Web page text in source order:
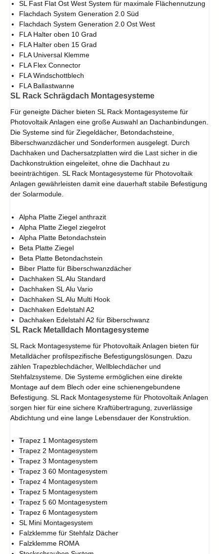
SL Fast Flat Ost West System für maximale Flächennutzung
Flachdach System Generation 2.0 Süd
Flachdach System Generation 2.0 Ost West
FLA Halter oben 10 Grad
FLA Halter oben 15 Grad
FLA Universal Klemme
FLA Flex Connector
FLA Windschottblech
FLA Ballastwanne
SL Rack Schrägdach Montagesysteme
Für geneigte Dächer bieten SL Rack Montagesysteme für
Photovoltaik Anlagen eine große Auswahl an Dachanbindungen.
Die Systeme sind für Ziegeldächer, Betondachsteine,
Biberschwanzdächer und Sonderformen ausgelegt. Durch
Dachhaken und Dachersatzplatten wird die Last sicher in die
Dachkonstruktion eingeleitet, ohne die Dachhaut zu
beeinträchtigen. SL Rack Montagesysteme für Photovoltaik
Anlagen gewährleisten damit eine dauerhaft stabile Befestigung
der Solarmodule.
Alpha Platte Ziegel anthrazit
Alpha Platte Ziegel ziegelrot
Alpha Platte Betondachstein
Beta Platte Ziegel
Beta Platte Betondachstein
Biber Platte für Biberschwanzdächer
Dachhaken SL Alu Standard
Dachhaken SL Alu Vario
Dachhaken SL Alu Multi Hook
Dachhaken Edelstahl A2
Dachhaken Edelstahl A2 für Biberschwanz
SL Rack Metalldach Montagesysteme
SL Rack Montagesysteme für Photovoltaik Anlagen bieten für
Metalldächer profilspezifische Befestigungslösungen. Dazu
zählen Trapezblechdächer, Wellblechdächer und
Stehfalzsysteme. Die Systeme ermöglichen eine direkte
Montage auf dem Blech oder eine schienengebundene
Befestigung. SL Rack Montagesysteme für Photovoltaik Anlagen
sorgen hier für eine sichere Kraftübertragung, zuverlässige
Abdichtung und eine lange Lebensdauer der Konstruktion.
Trapez 1 Montagesystem
Trapez 2 Montagesystem
Trapez 3 Montagesystem
Trapez 3 60 Montagesystem
Trapez 4 Montagesystem
Trapez 5 Montagesystem
Trapez 5 60 Montagesystem
Trapez 6 Montagesystem
SL Mini Montagesystem
Falzklemme für Stehfalz Dächer
Falzklemme ROMA